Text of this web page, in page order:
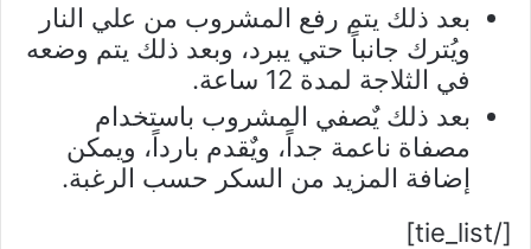
بعد ذلك يتم رفع المشروب من علي النار
ويُترك جانباً حتي يبرد، وبعد ذلك يتم وضعه
في الثلاجة لمدة 12 ساعة.
بعد ذلك يٌصفي المشروب باستخدام
مصفاة ناعمة جداً، ويٌقدم بارداً، ويمكن
إضافة المزيد من السكر حسب الرغبة.
[/tie_list]